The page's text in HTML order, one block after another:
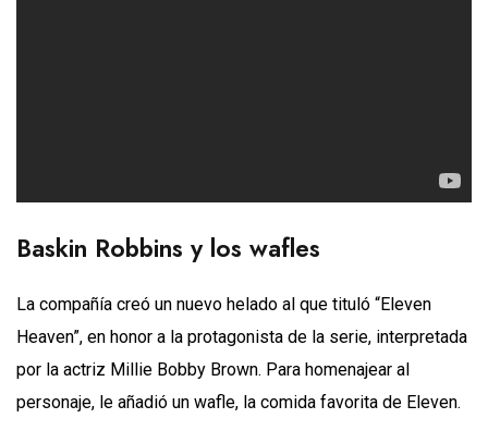
Baskin Robbins y los wafles
La compañía creó un nuevo helado al que tituló “Eleven
Heaven”, en honor a la protagonista de la serie, interpretada
por la actriz Millie Bobby Brown. Para homenajear al
personaje, le añadió un wafle, la comida favorita de Eleven.